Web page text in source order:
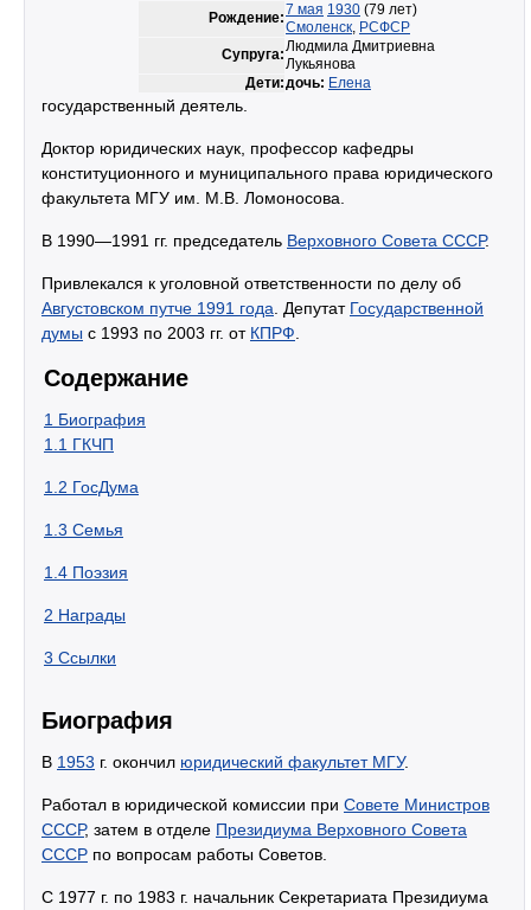
Рождение:7 мая 1930 (79 лет)
Смоленск, РСФСР
Супруга:Людмила Дмитриевна
Лукьянова
Дети:дочь: Елена
государственный деятель.
Доктор юридических наук, профессор кафедры
конституционного и муниципального права юридического
факультета МГУ им. М.В. Ломоносова.
В 1990—1991 гг. председатель Верховного Совета СССР.
Привлекался к уголовной ответственности по делу об
Августовском путче 1991 года . Депутат Государственной
думы с 1993 по 2003 гг. от КПРФ
Содержание
1 Биография
1.1 ГКЧП
1.2 ГосДума
1.3 Семья
1.4 Поэзия
2 Награды
3 Ссылки
Биография
В 1953 г. окончил юридический факультет МГУ.
Работал в юридической комиссии при Совете Министров
СССР, затем в отделе Президиума Верховного Совета
СССР по вопросам работы Советов.
С 1977 г. по 1983 г. начальник Секретариата Президиума